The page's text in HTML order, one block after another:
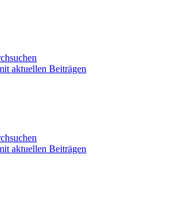
aktuellen Beiträgen
aktuellen Beiträgen